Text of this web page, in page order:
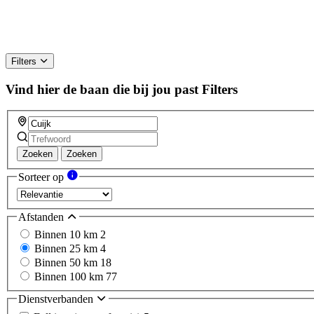
Filters
Vind hier de baan die bij jou past Filters
Zoeken Zoeken
Sorteer op
Afstanden
Binnen 10 km 2
Binnen 25 km 4
Binnen 50 km 18
Binnen 100 km 77
Dienstverbanden